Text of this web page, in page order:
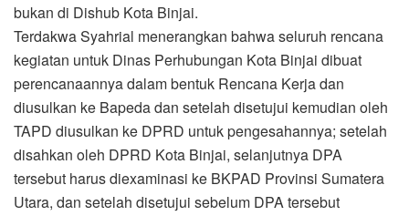
bukan di Dishub Kota Binjai.
Terdakwa Syahrial menerangkan bahwa seluruh rencana
kegiatan untuk Dinas Perhubungan Kota Binjai dibuat
perencanaannya dalam bentuk Rencana Kerja dan
diusulkan ke Bapeda dan setelah disetujui kemudian oleh
TAPD diusulkan ke DPRD untuk pengesahannya; setelah
disahkan oleh DPRD Kota Binjai, selanjutnya DPA
tersebut harus diexaminasi ke BKPAD Provinsi Sumatera
Utara, dan setelah disetujui sebelum DPA tersebut